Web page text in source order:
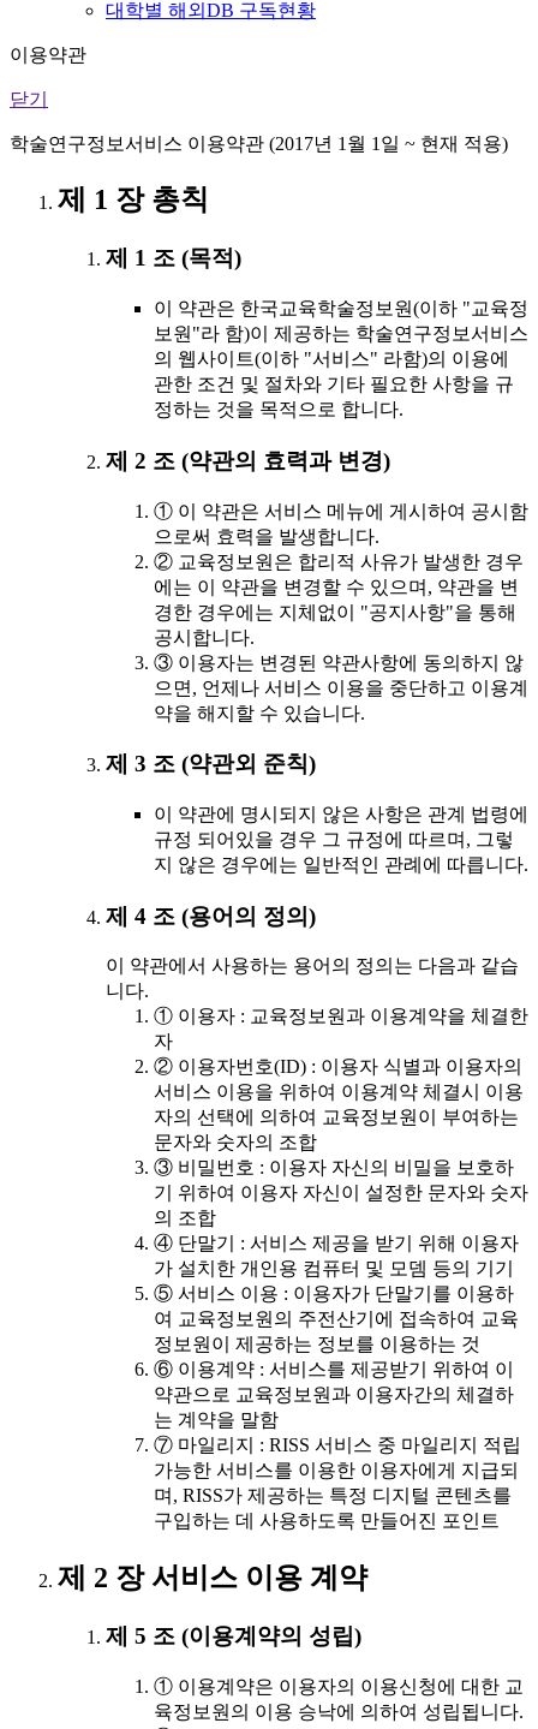
대학별 해외DB 구독현황
이용약관
닫기
학술연구정보서비스 이용약관 (2017년 1월 1일 ~ 현재 적용)
제 1 장 총칙
제 1 조 (목적)
이 약관은 한국교육학술정보원(이하 "교육정
보원"라 함)이 제공하는 학술연구정보서비스
의 웹사이트(이하 "서비스" 라함)의 이용에
관한 조건 및 절차와 기타 필요한 사항을 규
정하는 것을 목적으로 합니다.
제 2 조 (약관의 효력과 변경)
① 이 약관은 서비스 메뉴에 게시하여 공시함
으로써 효력을 발생합니다.
② 교육정보원은 합리적 사유가 발생한 경우
에는 이 약관을 변경할 수 있으며, 약관을 변
경한 경우에는 지체없이 "공지사항"을 통해
공시합니다.
③ 이용자는 변경된 약관사항에 동의하지 않
으면, 언제나 서비스 이용을 중단하고 이용계
약을 해지할 수 있습니다.
제 3 조 (약관외 준칙)
이 약관에 명시되지 않은 사항은 관계 법령에
규정 되어있을 경우 그 규정에 따르며, 그렇
지 않은 경우에는 일반적인 관례에 따릅니다.
제 4 조 (용어의 정의)
이 약관에서 사용하는 용어의 정의는 다음과 같습
니다.
① 이용자 : 교육정보원과 이용계약을 체결한
자
② 이용자번호(ID) : 이용자 식별과 이용자의
서비스 이용을 위하여 이용계약 체결시 이용
자의 선택에 의하여 교육정보원이 부여하는
문자와 숫자의 조합
③ 비밀번호 : 이용자 자신의 비밀을 보호하
기 위하여 이용자 자신이 설정한 문자와 숫자
의 조합
④ 단말기 : 서비스 제공을 받기 위해 이용자
가 설치한 개인용 컴퓨터 및 모뎀 등의 기기
⑤ 서비스 이용 : 이용자가 단말기를 이용하
여 교육정보원의 주전산기에 접속하여 교육
정보원이 제공하는 정보를 이용하는 것
⑥ 이용계약 : 서비스를 제공받기 위하여 이
약관으로 교육정보원과 이용자간의 체결하
는 계약을 말함
⑦ 마일리지 : RISS 서비스 중 마일리지 적립
가능한 서비스를 이용한 이용자에게 지급되
며, RISS가 제공하는 특정 디지털 콘텐츠를
구입하는 데 사용하도록 만들어진 포인트
제 2 장 서비스 이용 계약
제 5 조 (이용계약의 성립)
① 이용계약은 이용자의 이용신청에 대한 교
육정보원의 이용 승낙에 의하여 성립됩니다.